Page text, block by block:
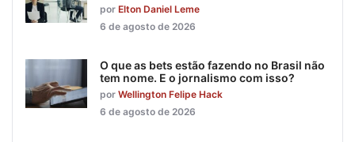
por Elton Daniel Leme
6 de agosto de 2026
O que as bets estão fazendo no Brasil não
tem nome. E o jornalismo com isso?
por Wellington Felipe Hack
6 de agosto de 2026